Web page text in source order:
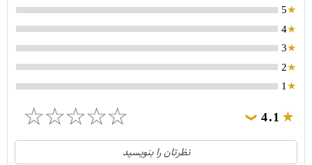
5
4
3
2
1
4.1
❯
☆
☆
☆
☆
☆
21
نظرتان را بنویسید